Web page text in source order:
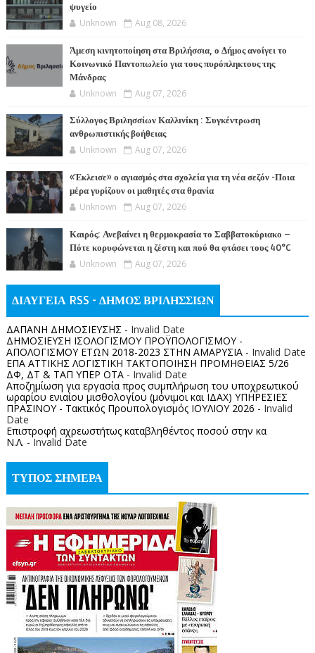
ψυγείο
Unknown Aug 08, 2026
Άμεση κινητοποίηση στα Βριλήσσια, ο Δήμος ανοίγει το
Κοινωνικό Παντοπωλείο για τους πυρόπληκτους της
Μάνδρας
Unknown Aug 07, 2026
Σύλλογος Βριλησσίων Καλλινίκη : Συγκέντρωση
ανθρωπιστικής βοήθειας
Unknown Aug 07, 2026
«Έκλεισε» ο αγιασμός στα σχολεία για τη νέα σεζόν -Ποια
μέρα γυρίζουν οι μαθητές στα θρανία
Unknown Aug 07, 2026
Καιρός: Ανεβαίνει η θερμοκρασία το Σαββατοκύριακο –
Πότε κορυφώνεται η ζέστη και πού θα φτάσει τους 40°C
Unknown Aug 07, 2026
ΔΙΑΥΓΕΙΑ RSS - ΔΗΜΟΣ ΒΡΙΛΗΣΣΙΩΝ
ΔΑΠΑΝΗ ΔΗΜΟΣΙΕΥΣΗΣ - Invalid Date
ΔΗΜΟΣΙΕΥΣΗ ΙΣΟΛΟΓΙΣΜΟΥ ΠΡΟΫΠΟΛΟΓΙΣΜΟΥ -
ΑΠΟΛΟΓΙΣΜΟΥ ΕΤΩΝ 2018-2023 ΣΤΗΝ ΑΜΑΡΥΣΙΑ- Invalid Date
ΕΠΑ ΑΤΤΙΚΗΣ ΛΟΓΙΣΤΙΚΗ ΤΑΚΤΟΠΟΙΗΣΗ ΠΡΟΜΗΘΕΙΑΣ 5/26
ΔΦ, ΔΤ & ΤΑΠ ΥΠΕΡ ΟΤΑ- Invalid Date
Αποζημίωση για εργασία προς συμπλήρωση του υποχρεωτικού
ωραρίου ενιαίου μισθολογίου (μόνιμοι και ΙΔΑΧ) ΥΠΗΡΕΣΙΕΣ
ΠΡΑΣΙΝΟΥ - Τακτικός Προυπολογισμός ΙΟΥΛΙΟΥ 2026 - Invalid
Date
Επιστροφή αχρεωστήτως καταβληθέντος ποσoύ στην κα
Ν.Λ. - Invalid Date
ΤΥΠΟΣ ΣΗΜΕΡΑ